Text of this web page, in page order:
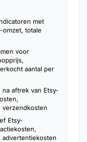
met
omzet, totale
voor
aantal per
aftrek van Etsy-
verzendkosten
Etsy-